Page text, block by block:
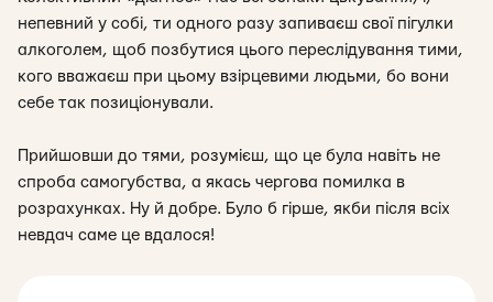
непевний у собі, ти одного разу запиваєш свої пігулки
алкоголем, щоб позбутися цього переслідування тими,
кого вважаєш при цьому взірцевими людьми, бо вони
себе так позиціонували.
Прийшовши до тями, розумієш, що це була навіть не
спроба самогубства, а якась чергова помилка в
розрахунках. Ну й добре. Було б гірше, якби після всіх
невдач саме це вдалося!